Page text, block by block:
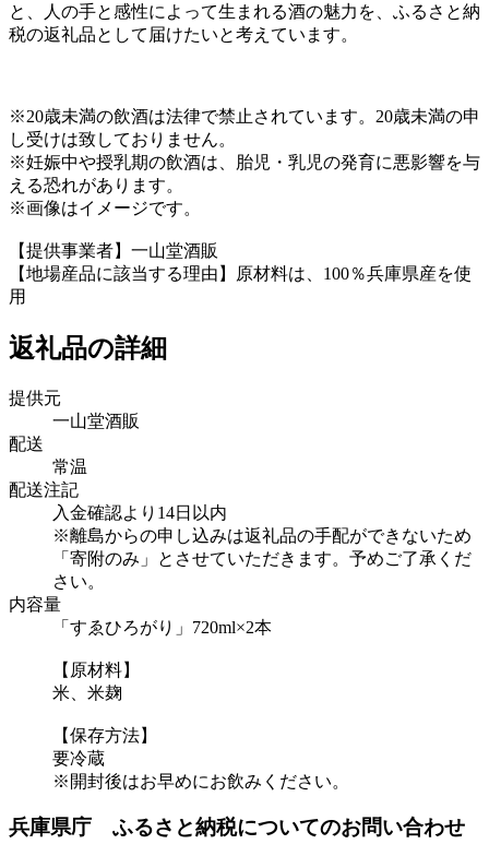
と、人の手と感性によって生まれる酒の魅力を、ふるさと納
税の返礼品として届けたいと考えています。
※20歳未満の飲酒は法律で禁止されています。20歳未満の申
し受けは致しておりません。
※妊娠中や授乳期の飲酒は、胎児・乳児の発育に悪影響を与
える恐れがあります。
※画像はイメージです。
【提供事業者】一山堂酒販
【地場産品に該当する理由】原材料は、100％兵庫県産を使
用
返礼品の詳細
提供元
一山堂酒販
配送
常温
配送注記
入金確認より14日以内
※離島からの申し込みは返礼品の手配ができないため
「寄附のみ」とさせていただきます。予めご了承くだ
さい。
内容量
「すゑひろがり」720ml×2本
【原材料】
米、米麹
【保存方法】
要冷蔵
※開封後はお早めにお飲みください。
兵庫県庁 ふるさと納税についてのお問い合わせ